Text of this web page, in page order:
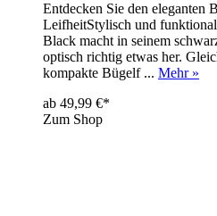
Entdecken Sie den eleganten
LeifheitStylisch und
Black macht in seinem
optisch richtig etwas her.
kompakte Bügelf ... Mehr »
ab 49,99 €*
Zum Shop